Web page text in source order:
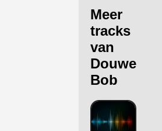
Meer
tracks
van
Douwe
Bob